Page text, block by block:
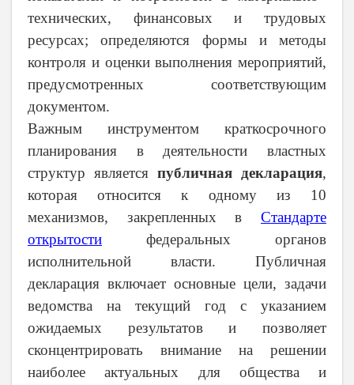
технических, финансовых и трудовых
ресурсах; определяются формы и методы
контроля и оценки выполнения мероприятий,
предусмотренных соответствующим
документом.
Важным инструментом краткосрочного
планирования в деятельности властных
структур является публичная декларация,
котораяотносится к одному из 10
механизмов, закрепленных в Стандарте
открытости федеральных органов
исполнительной власти. Публичная
декларация включает основные цели, задачи
ведомства на текущий год с указанием
ожидаемых результатов и позволяет
сконцентрировать внимание на решении
наиболее актуальных для общества и